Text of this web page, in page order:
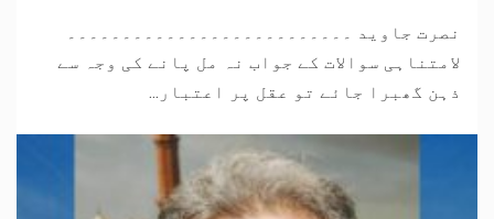
نصرت جاوید ۔۔۔۔۔۔۔۔۔۔۔۔۔۔۔۔۔۔۔۔۔۔۔۔۔۔
لامتناہی سوالات کے جواب نہ مل پانے کی وجہ سے
ذہن گھبرا جائے تو عقل پر اعتبار...